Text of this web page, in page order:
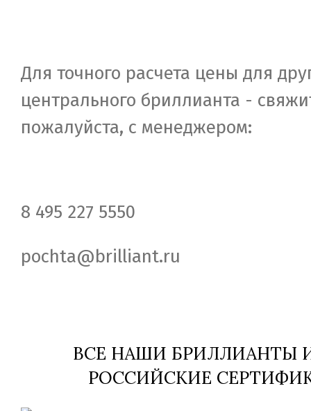
Для точного расчета цены для
центрального бриллианта -
пожалуйста, c менеджером:
8 495 227 5550
pochta@brilliant.ru
ВСЕ НАШИ БРИЛЛИАНТЫ
РОССИЙСКИЕ